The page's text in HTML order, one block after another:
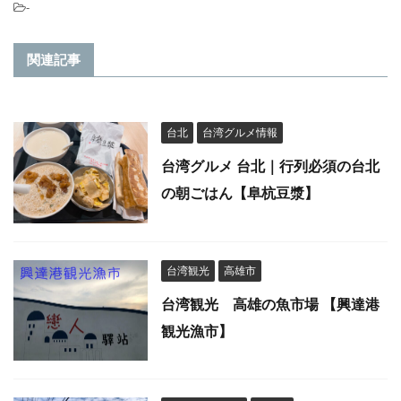
-
関連記事
台北 台湾グルメ情報
台湾グルメ 台北｜行列必須の台北
の朝ごはん【阜杭豆漿】
台湾観光 高雄市
台湾観光 高雄の魚市場 【興達港
観光漁市】